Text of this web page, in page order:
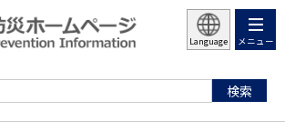
Language メニュー